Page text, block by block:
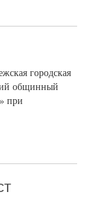
городская
общинный
при